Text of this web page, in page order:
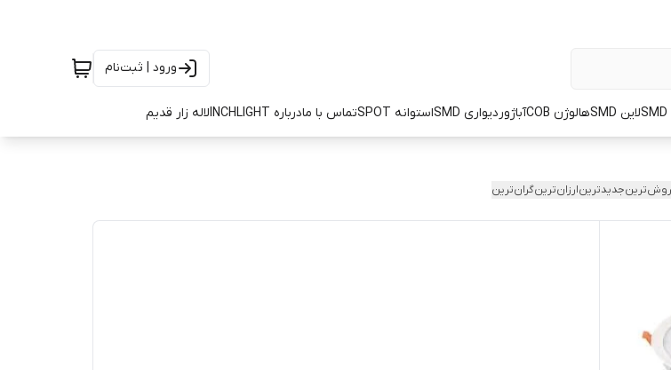
ورود | ثبت‌نام
لاین SMD هالوژن COB آباژوردیواری SMD استوانه SPOT تماس با مادرباره INCHLIGHT لاله زار قدیم
جدیدترینارزان‌ترینگران‌ترین